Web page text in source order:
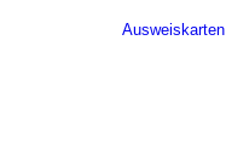
Ausweiskarten